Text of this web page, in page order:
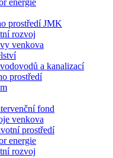
energie
prostředí JMK
rozvoj
venkova
a kanalizací
prostředí
fond
venkova
prostředí
energie
rozvoj